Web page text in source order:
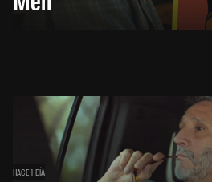
HACE 1 DÍA